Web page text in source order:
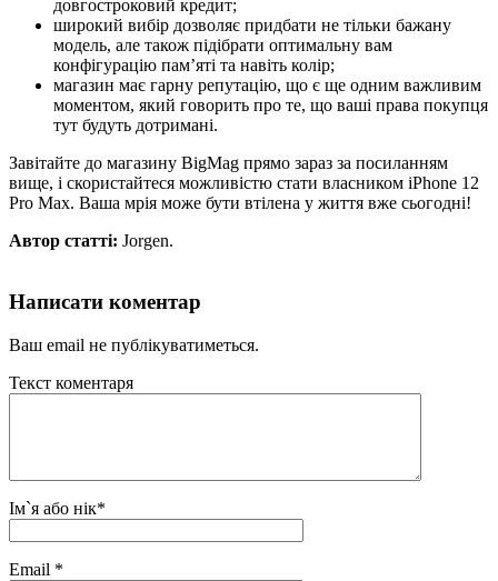
довгостроковий кредит;
широкий вибір дозволяє придбати не тільки бажану
модель, але також підібрати оптимальну вам
конфігурацію пам’яті та навіть колір;
магазин має гарну репутацію, що є ще одним важливим
моментом, який говорить про те, що ваші права покупця
тут будуть дотримані.
Завітайте до магазину BigMag прямо зараз за посиланням
вище, і скористайтеся можливістю стати власником iPhone 12
Pro Max. Ваша мрія може бути втілена у життя вже сьогодні!
Автор статті: Jorgen.
Написати коментар
Ваш email не публікуватиметься.
Текст коментаря
Ім`я або нік*
Email *